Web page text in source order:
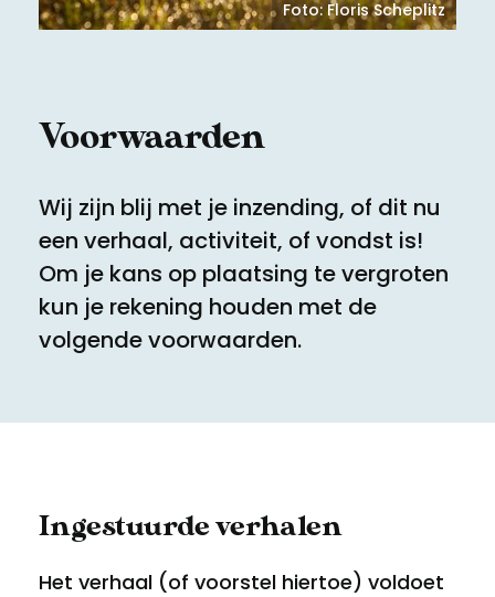
Voorwaarden
Wij zijn blij met je inzending, of dit nu
een verhaal, activiteit, of vondst is!
Om je kans op plaatsing te vergroten
kun je rekening houden met de
volgende voorwaarden.
Foto: Floris Scheplitz
Ingestuurde verhalen
Het verhaal (of voorstel hiertoe) voldoet